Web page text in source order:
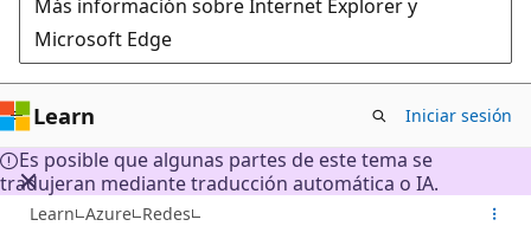
Más información sobre Internet Explorer y
Microsoft Edge
Learn Iniciar sesión
Es posible que algunas partes de este tema se
tradujeran mediante traducción automática o IA.
Learn Azure Redes